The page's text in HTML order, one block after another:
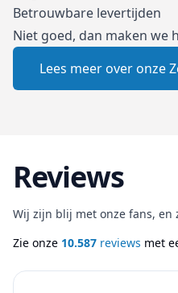
Betrouwbare levertijden
Niet goed, dan maken we
Lees meer over onze
Reviews
Wij zijn blij met onze fans, en
Zie onze 10.587 reviews met